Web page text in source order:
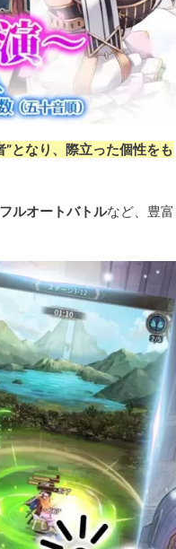
”となり、際立った個性をも
ルオートバトルなど、豊富